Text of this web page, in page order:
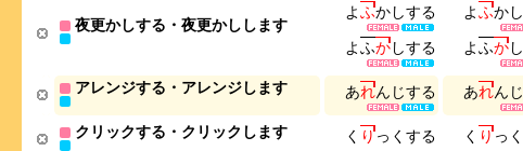
夜更かしする・夜更かしします
よふかしする
よふかしする
よふかし
よふかし
アレンジする・アレンジします あれん じする あれん じ
クリックする・クリックします く りっ く する く りっ く